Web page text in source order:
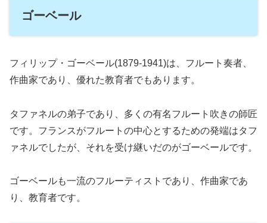
ゴーベール
フィリップ・ゴーベール(1879-1941)は、フルート奏者、
作曲家であり、優れた教育者でもあります。
タファネルの弟子であり、多くの有名フルート吹きの師匠
です。フランスがフルートの中心とするための発端はタフ
ァネルでしたが、それを受け継いだのがゴーベールです。
ゴーベールも一流のフルーティストであり、作曲家であ
り、教育者です。